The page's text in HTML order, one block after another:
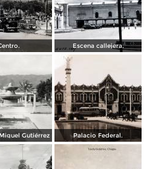
Escena callejera.
Gutiérrez Palacio Federal.